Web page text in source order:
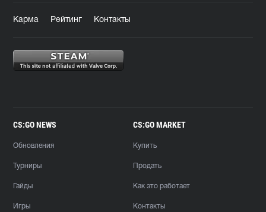
Карма Рейтинг Контакты
CS:GO NEWS
Обновления
Турниры
Гайды
Игры
CS:GO MARKET
Купить
Продать
Как это работает
Контакты